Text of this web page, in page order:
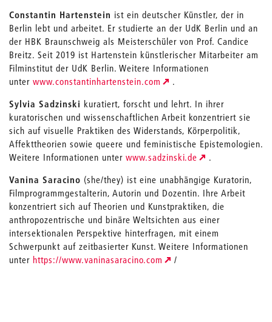
Constantin Hartenstein ist ein deutscher Künstler, der in
Berlin lebt und arbeitet. Er studierte an der UdK Berlin und an
der HBK Braunschweig als Meisterschüler von Prof. Candice
Breitz. Seit 2019 ist Hartenstein künstlerischer Mitarbeiter am
Filminstitut der UdK Berlin. Weitere Informationen
unter www.constantinhartenstein.com
.
Sylvia Sadzinski kuratiert, forscht und lehrt. In ihrer
kuratorischen und wissenschaftlichen Arbeit konzentriert sie
sich auf visuelle Praktiken des Widerstands, Körperpolitik,
Affekttheorien sowie queere und feministische Epistemologien.
Weitere Informationen unter www.sadzinski.de
.
Vanina Saracino (she/they) ist eine unabhängige Kuratorin,
Filmprogrammgestalterin, Autorin und Dozentin. Ihre Arbeit
konzentriert sich auf Theorien und Kunstpraktiken, die
anthropozentrische und binäre Weltsichten aus einer
intersektionalen Perspektive hinterfragen, mit einem
Schwerpunkt auf zeitbasierter Kunst. Weitere Informationen
unter https://www.vaninasaracino.com /